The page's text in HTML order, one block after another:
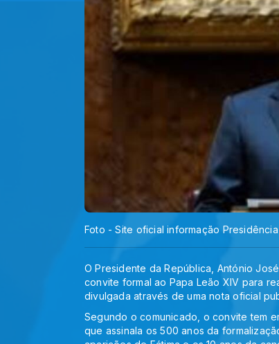
Foto - Site oficial informação
O Presidente da República, António
convite formal ao Papa Leão XIV para
divulgada através de uma nota oficial
Segundo o comunicado, o convite tem
que assinala os 500 anos da